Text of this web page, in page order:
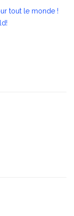
tout le monde !